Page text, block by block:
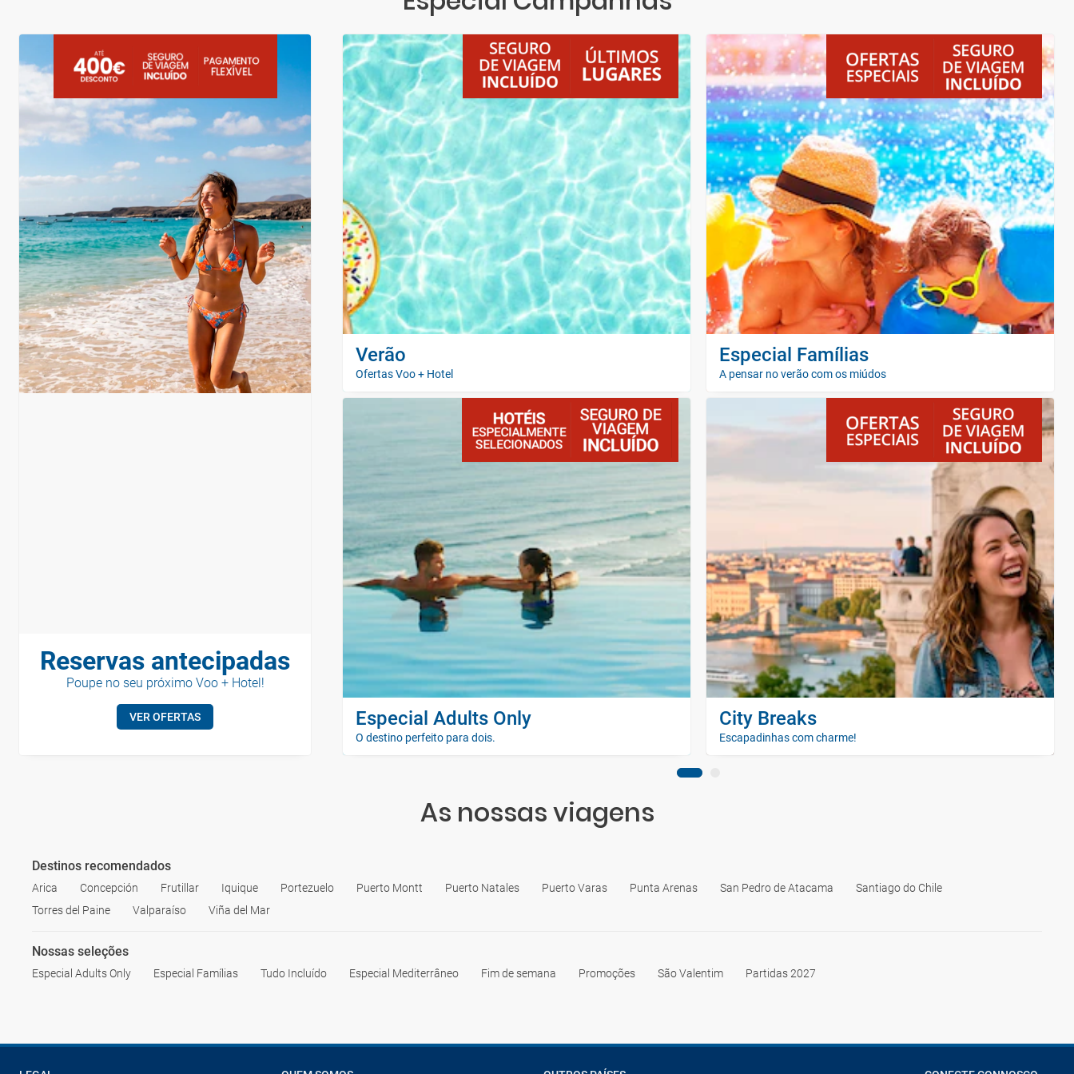
Reservas antecipadas
Poupe no seu próximo Voo + Hotel!
VER OFERTAS
Verão
Ofertas Voo + Hotel
Especial Adults Only
O destino perfeito para dois.
Especial Famílias
A pensar no verão com os miúdos
City Breaks
Escapadinhas com charme!
As nossas viagens
Destinos recomendados
Arica Concepción Frutillar Iquique Portezuelo Puerto Montt Puerto Natales Puerto Varas Punta Arenas San Pedro de Atacama
Santiago do Chile
Torres del Paine
Valparaíso Viña del Mar
Nossas seleções
Especial Adults Only Especial Famílias Tudo Incluído Especial Mediterrâneo Fim de semana Promoções São Valentim Partidas 2027